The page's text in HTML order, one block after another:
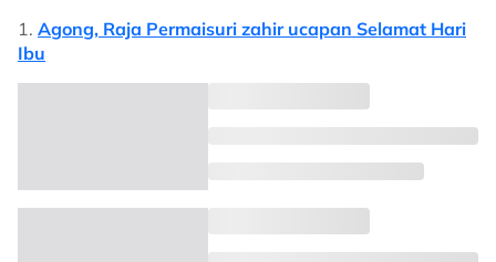
1. Agong, Raja Permaisuri zahir ucapan Selamat Hari
Ibu